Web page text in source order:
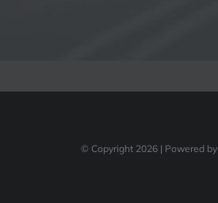
© Copyright 2026 | Powered by